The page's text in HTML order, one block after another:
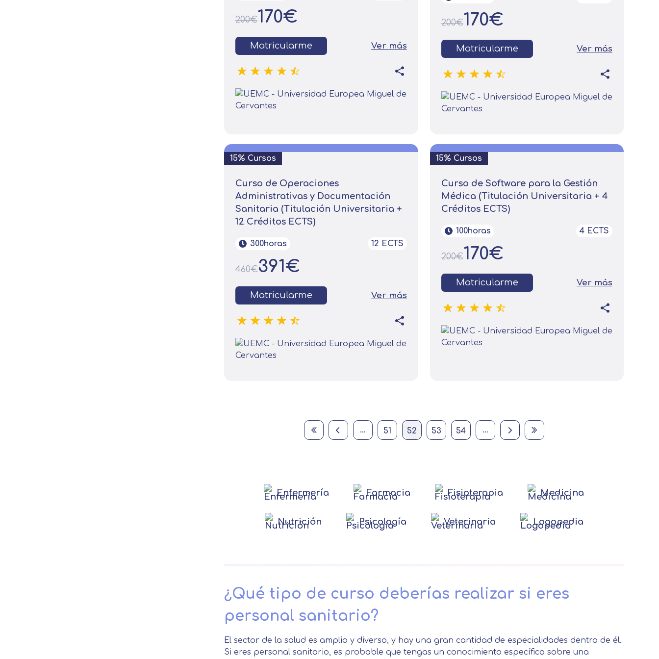
200€170€
Matricularme Ver más
200€170€
Matricularme Ver más
15% Cursos
Curso de Operaciones
Administrativas y Documentación
Sanitaria (Titulación Universitaria +
12 Créditos ECTS)
300horas 12 ECTS
460€391€
Matricularme Ver más
15% Cursos
Curso de Software para la Gestión
Médica (Titulación Universitaria + 4
Créditos ECTS)
100horas 4 ECTS
200€170€
Matricularme Ver más
First page Previous page … Página
51 Current page
52 Página
53 Página
54 … Next page Last page
Enfermería Farmacia Fisioterapia Medicina
Nutrición Psicología Veterinaria Logopedia
¿Qué tipo de curso deberías realizar si eres
personal sanitario?
El sector de la salud es amplio y diverso, y hay una gran cantidad de especialidades dentro de él.
Si eres personal sanitario, es probable que tengas un conocimiento específico sobre una